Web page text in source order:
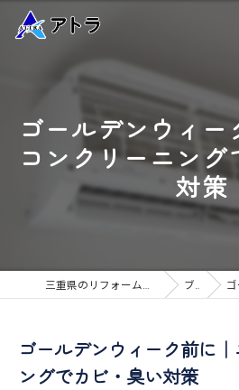
ゴールデンウィー
コンクリーニング
対策
三重県のリフォームなら高品質な工事のアトラ ブログ ゴ
ゴールデンウィーク前に
ングでカビ・臭い対策